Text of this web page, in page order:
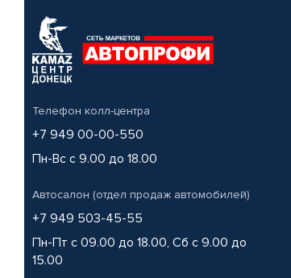
Телефон колл-центра
+7 949 00-00-550
Пн-Вс с 9.00 до 18.00
Автосалон (отдел продаж автомобилей)
+7 949 503-45-55
Пн-Пт с 09.00 до 18.00, Сб с 9.00 до
15.00